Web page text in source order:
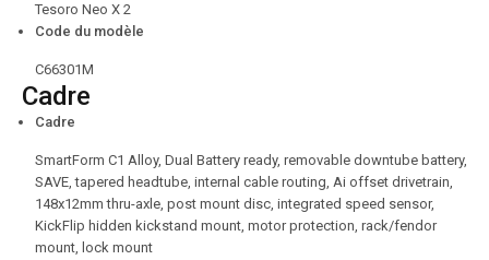
Tesoro Neo X 2
Code du modèle
C66301M
Cadre
Cadre
SmartForm C1 Alloy, Dual Battery ready, removable downtube battery,
SAVE, tapered headtube, internal cable routing, Ai offset drivetrain,
148x12mm thru-axle, post mount disc, integrated speed sensor,
KickFlip hidden kickstand mount, motor protection, rack/fendor
mount, lock mount